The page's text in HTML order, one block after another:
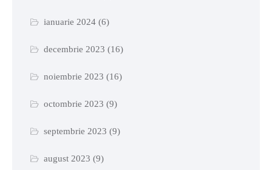
ianuarie 2024(6)
decembrie 2023 (16)
noiembrie 2023 (16)
octombrie 2023 (9)
septembrie 2023 (9)
august 2023 (9)